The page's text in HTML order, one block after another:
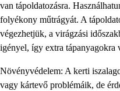
van tápoldatozásra.
folyékony műtrágyát. A
végezhetjük, a virágzási
igényel, így extra tápanyagokra
Növényvédelem: A kerti
vagy kártevő problémáik, de